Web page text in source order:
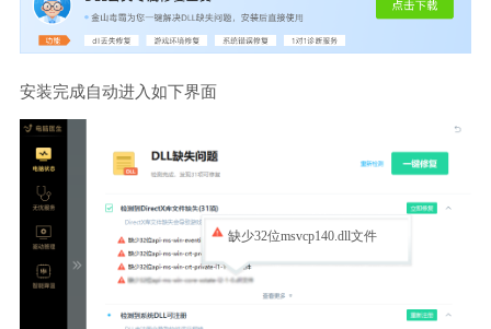
安装完成自动进入如下界面
缺少32位msvcp140.dll文件